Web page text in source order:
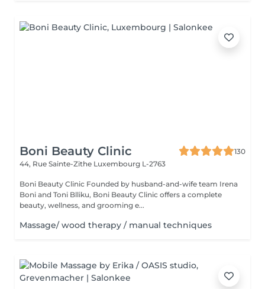
Boni Beauty Clinic
130
44, Rue Sainte-Zithe Luxembourg L-2763
Boni Beauty Clinic Founded by husband-and-wife team Irena
Boni and Toni Blliku, Boni Beauty Clinic offers a complete
beauty, wellness, and grooming e...
Massage/ wood therapy / manual techniques